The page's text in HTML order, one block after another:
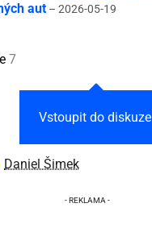
aut – 2026-05-19
7
Vstoupit do diskuze
Daniel Šimek